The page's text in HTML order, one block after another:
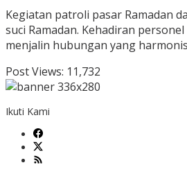
Kegiatan patroli pasar Ramadan
suci Ramadan. Kehadiran
menjalin hubungan yang
Post Views: 11,732
Ikuti Kami